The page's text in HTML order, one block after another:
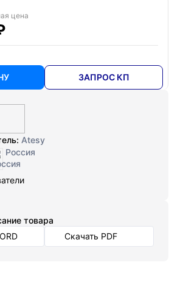
цена
ЗАПРОС КП
Atesy
Россия
товара
Скачать PDF